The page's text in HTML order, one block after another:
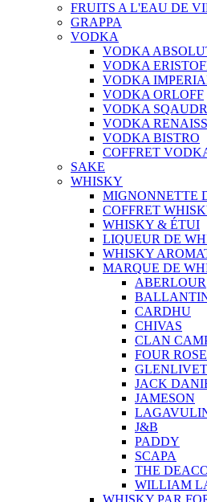
FRUITS A L'EAU DE
GRAPPA
VODKA
VODKA
VODKA
VODKA
VODKA ORLOFF
VODKA
VODKA
VODKA BISTRO
COFFRET
SAKE
WHISKY
MIGNONNETTE
COFFRET
WHISKY & ÉTUI
LIQUEUR DE
WHISKY
MARQUE DE
ABERLOUR
CARDHU
CHIVAS
CLAN
FOUR
GLENLIVET
JACK
JAMESON
J&B
PADDY
SCAPA
THE
WILLIAM
WHISKY PAR